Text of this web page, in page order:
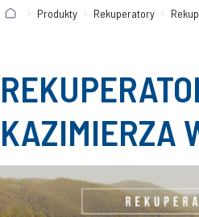
Produkty Rekuperatory
KAZIMIERZA